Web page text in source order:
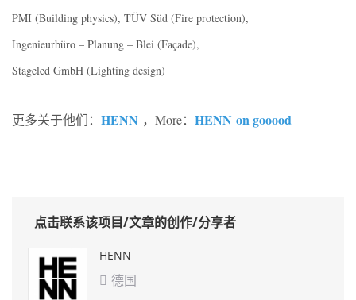
PMI (Building physics), TÜV Süd (Fire protection),
Ingenieurbüro – Planung – Blei (Façade),
Stageled GmbH (Lighting design)
更多关于他们： HENN ，More： HENN on gooood
点击联系该项目/文章的创作/分享者
HENN
 德国